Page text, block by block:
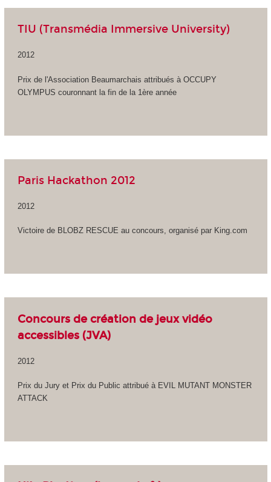
TIU (Transmédia Immersive University)
2012
Prix de l'Association Beaumarchais attribués à OCCUPY
OLYMPUS couronnant la fin de la 1ère année
Paris Hackathon 2012
2012
Victoire de BLOBZ RESCUE au concours, organisé par King.com
Concours de création de jeux vidéo
accessibles (JVA)
2012
Prix du Jury et Prix du Public attribué à EVIL MUTANT MONSTER
ATTACK